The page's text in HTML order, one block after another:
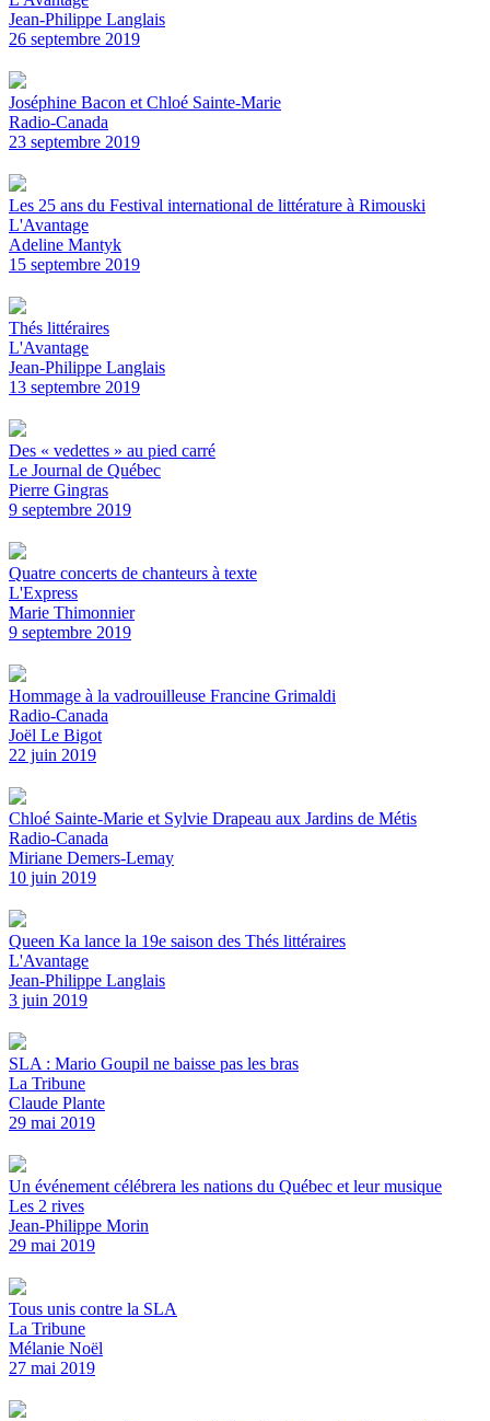
Jean-Philippe Langlais
26 septembre 2019
Joséphine Bacon et Chloé Sainte-Marie
Radio-Canada
23 septembre 2019
Les 25 ans du Festival international de littérature à Rimouski
L'Avantage
Adeline Mantyk
15 septembre 2019
Thés littéraires
L'Avantage
Jean-Philippe Langlais
13 septembre 2019
Des « vedettes » au pied carré
Le Journal de Québec
Pierre Gingras
9 septembre 2019
Quatre concerts de chanteurs à texte
L'Express
Marie Thimonnier
9 septembre 2019
Hommage à la vadrouilleuse Francine Grimaldi
Radio-Canada
Joël Le Bigot
22 juin 2019
Chloé Sainte-Marie et Sylvie Drapeau aux Jardins de Métis
Radio-Canada
Miriane Demers-Lemay
10 juin 2019
Queen Ka lance la 19e saison des Thés littéraires
L'Avantage
Jean-Philippe Langlais
3 juin 2019
SLA : Mario Goupil ne baisse pas les bras
La Tribune
Claude Plante
29 mai 2019
Un événement célébrera les nations du Québec et leur musique
Les 2 rives
Jean-Philippe Morin
29 mai 2019
Tous unis contre la SLA
La Tribune
Mélanie Noël
27 mai 2019